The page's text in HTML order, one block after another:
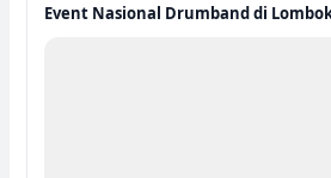
Event Nasional Drumband di